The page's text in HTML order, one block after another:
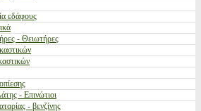
εδάφους
- Θειωτήρες
- Επινώτιοι
- βενζίνης